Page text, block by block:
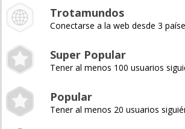
Trotamundos
Conectarse a la web desde 3
Super Popular
Tener al menos 100 usuarios
Popular
Tener al menos 20 usuarios